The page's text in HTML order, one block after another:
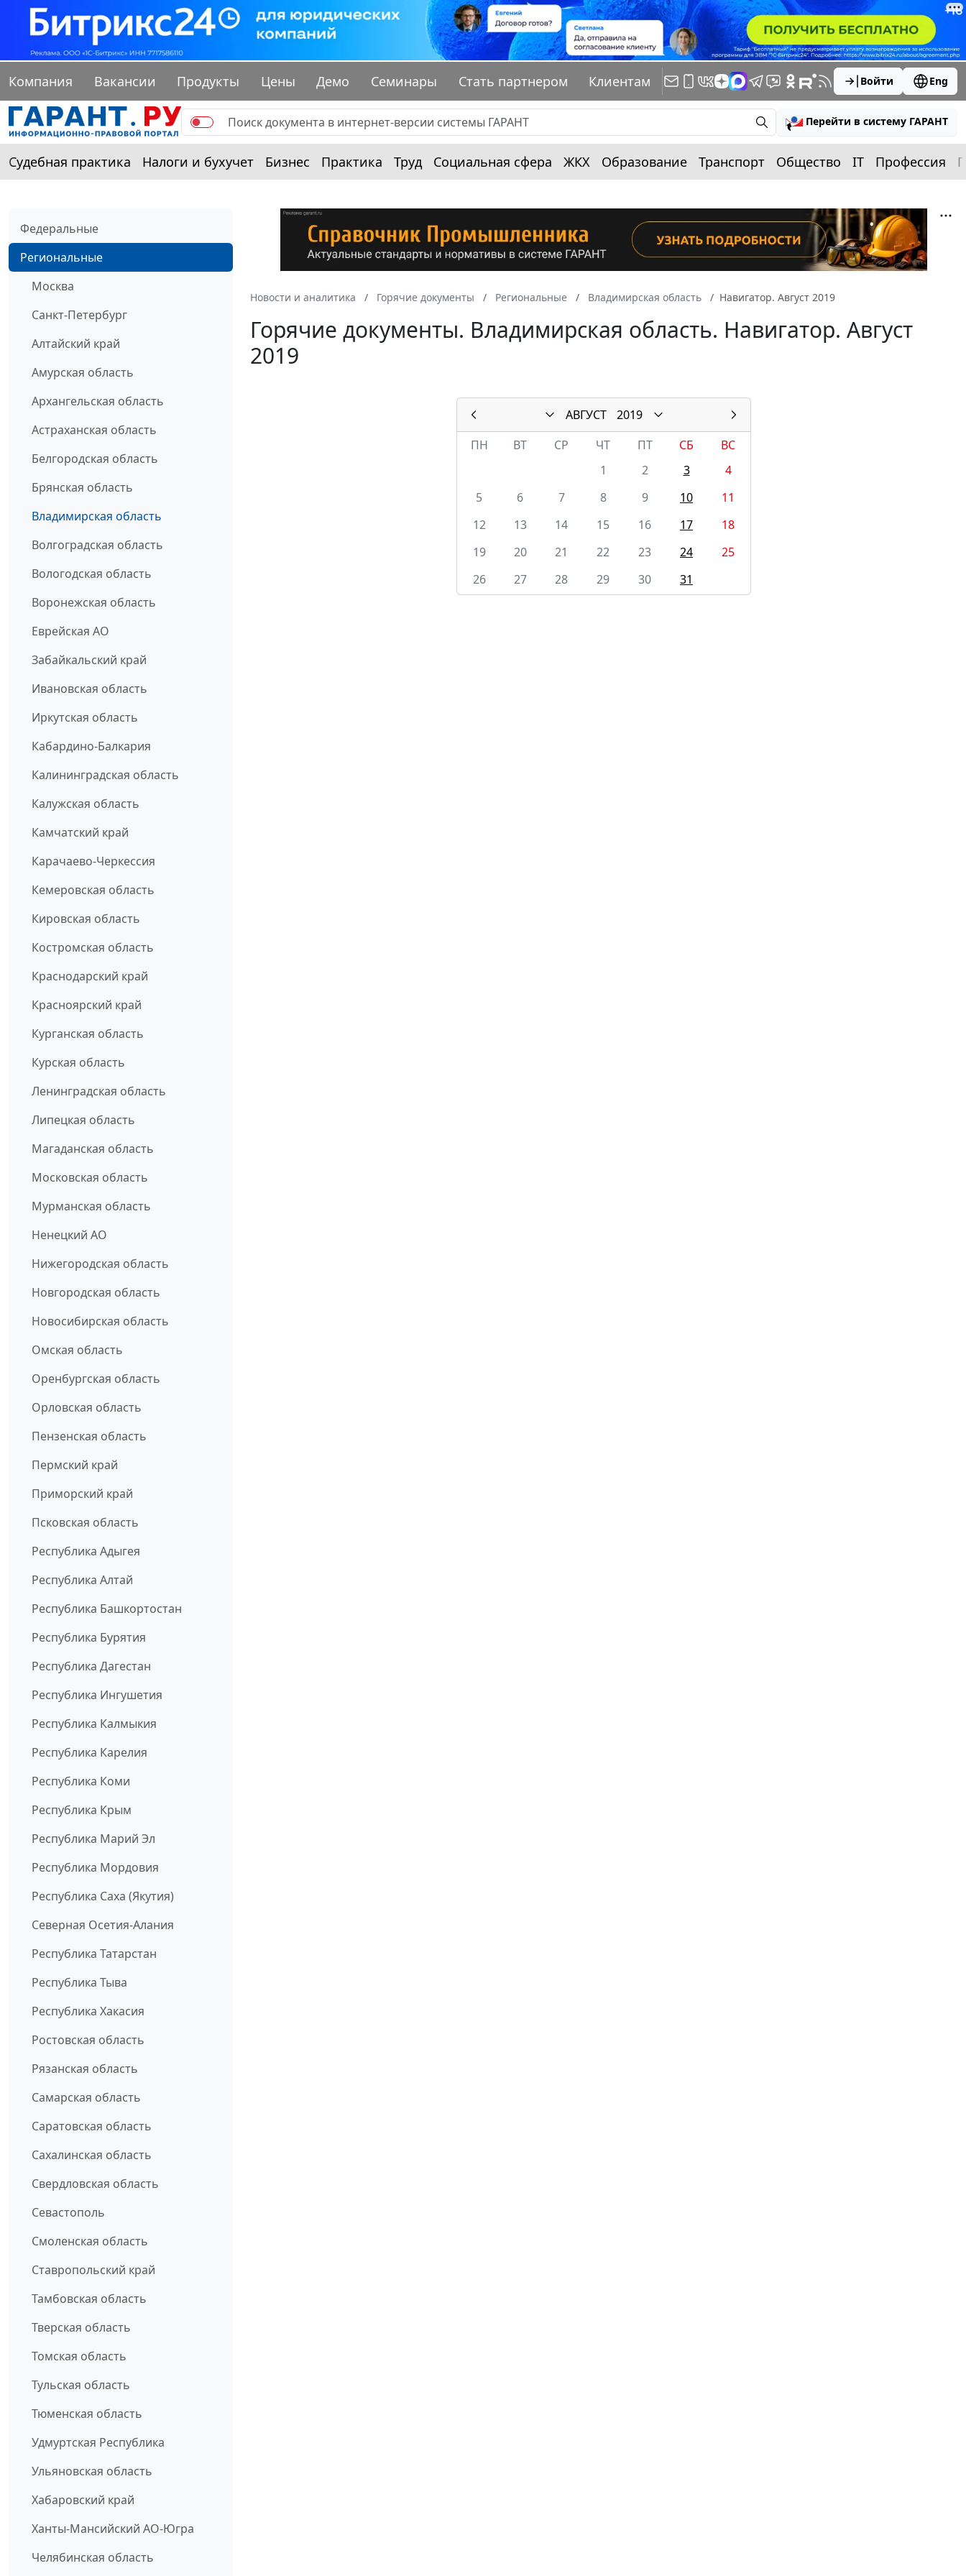
Компания Вакансии Продукты Цены Демо Семинары Стать партнером Клиентам Войти Eng
Перейти в систему ГАРАНТ
Судебная практика Налоги и бухучет Бизнес Практика Труд Социальная сфера ЖКХ Образование Транспорт Общество IT Профессия
Федеральные
Региональные
Москва
Санкт-Петербург
Алтайский край
Амурская область
Архангельская область
Астраханская область
Белгородская область
Брянская область
Владимирская область
Волгоградская область
Вологодская область
Воронежская область
Еврейская АО
Забайкальский край
Ивановская область
Иркутская область
Кабардино-Балкария
Калининградская область
Калужская область
Камчатский край
Карачаево-Черкессия
Кемеровская область
Кировская область
Костромская область
Краснодарский край
Красноярский край
Курганская область
Курская область
Ленинградская область
Липецкая область
Магаданская область
Московская область
Мурманская область
Ненецкий АО
Нижегородская область
Новгородская область
Новосибирская область
Омская область
Оренбургская область
Орловская область
Пензенская область
Пермский край
Приморский край
Псковская область
Республика Адыгея
Республика Алтай
Республика Башкортостан
Республика Бурятия
Республика Дагестан
Республика Ингушетия
Республика Калмыкия
Республика Карелия
Республика Коми
Республика Крым
Республика Марий Эл
Республика Мордовия
Республика Саха (Якутия)
Северная Осетия-Алания
Республика Татарстан
Республика Тыва
Республика Хакасия
Ростовская область
Рязанская область
Самарская область
Саратовская область
Сахалинская область
Свердловская область
Севастополь
Смоленская область
Ставропольский край
Тамбовская область
Тверская область
Томская область
Тульская область
Тюменская область
Удмуртская Республика
Ульяновская область
Хабаровский край
Ханты-Мансийский АО-Югра
Челябинская область
Новости и аналитика Горячие документы Региональные Владимирская область Навигатор. Август 2019
Горячие документы. Владимирская область. Навигатор. Август
2019
АВГУСТ
2019
ПН
ВТ СР ЧТ ПТ СБ
ВС
1
2 3
4
5
6 7 8 9 10
11
12
13 14 15 16 17
18
19
20 21 22 23 24
25
26
27 28 29 30 31